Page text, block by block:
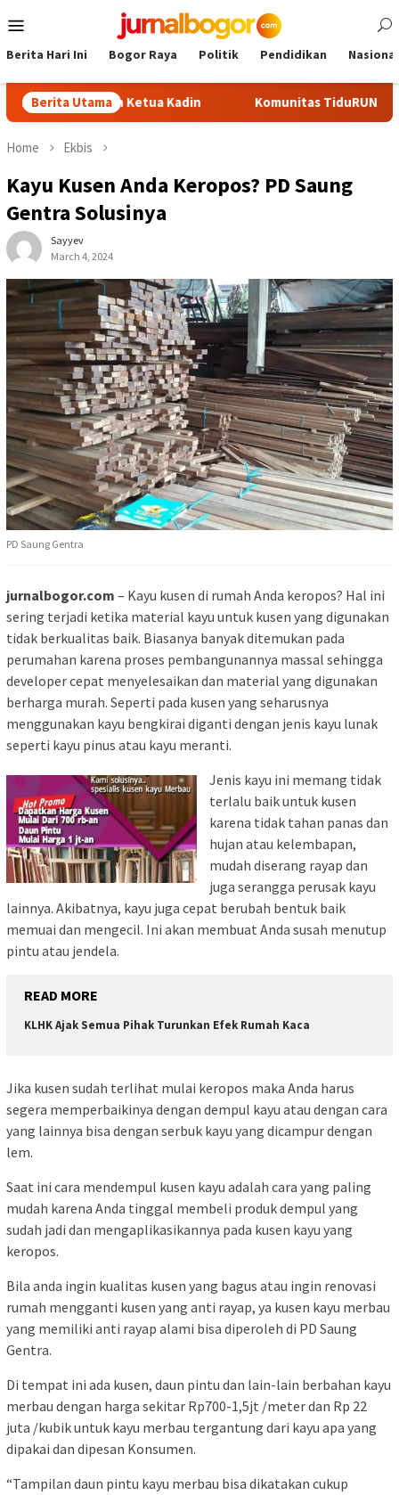
to
Menu
Berita Hari Ini Bogor Raya Politik Pendidikan Nasional
Berita Utama
Calon Ketua Kadin Komunitas TiduRUN Jajal Jalur
Home Ekbis
Kayu Kusen Anda Keropos? PD Saung
Gentra Solusinya
Sayyev
March 4, 2024
PD Saung Gentra
jurnalbogor.com – Kayu kusen di rumah Anda keropos? Hal ini
sering terjadi ketika material kayu untuk kusen yang digunakan
tidak berkualitas baik. Biasanya banyak ditemukan pada
perumahan karena proses pembangunannya massal sehingga
developer cepat menyelesaikan dan material yang digunakan
berharga murah. Seperti pada kusen yang seharusnya
menggunakan kayu bengkirai diganti dengan jenis kayu lunak
seperti kayu pinus atau kayu meranti.
Jenis kayu ini memang tidak
terlalu baik untuk kusen
karena tidak tahan panas dan
hujan atau kelembapan,
mudah diserang rayap dan
juga serangga perusak kayu
lainnya. Akibatnya, kayu juga cepat berubah bentuk baik
memuai dan mengecil. Ini akan membuat Anda susah menutup
pintu atau jendela.
READ MORE
KLHK Ajak Semua Pihak Turunkan Efek Rumah Kaca
Jika kusen sudah terlihat mulai keropos maka Anda harus
segera memperbaikinya dengan dempul kayu atau dengan cara
yang lainnya bisa dengan serbuk kayu yang dicampur dengan
lem.
Saat ini cara mendempul kusen kayu adalah cara yang paling
mudah karena Anda tinggal membeli produk dempul yang
sudah jadi dan mengaplikasikannya pada kusen kayu yang
keropos.
Bila anda ingin kualitas kusen yang bagus atau ingin renovasi
rumah mengganti kusen yang anti rayap, ya kusen kayu merbau
yang memiliki anti rayap alami bisa diperoleh di PD Saung
Gentra.
Di tempat ini ada kusen, daun pintu dan lain-lain berbahan kayu
merbau dengan harga sekitar Rp700-1,5jt /meter dan Rp 22
juta /kubik untuk kayu merbau tergantung dari kayu apa yang
dipakai dan dipesan Konsumen.
“Tampilan daun pintu kayu merbau bisa dikatakan cukup